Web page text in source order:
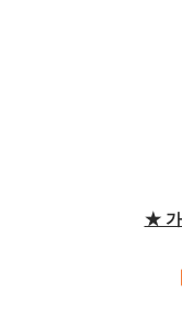
★ 가